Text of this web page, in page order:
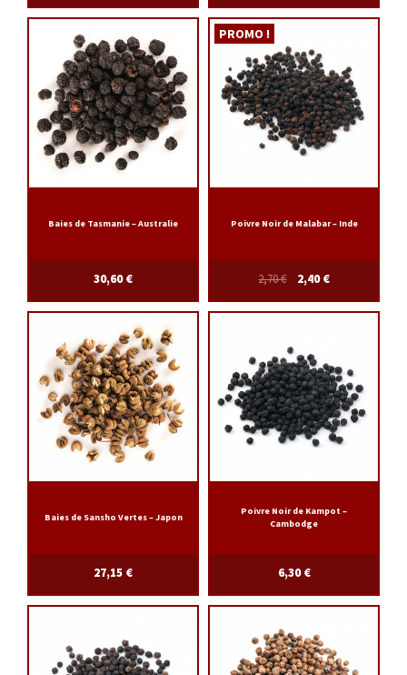
Baies de Tasmanie – Australie
30,60€
Poivre Noir de Malabar – Inde
PROMO !
2,70€ 2,40€
Baies de Sansho Vertes – Japon
27,15 €
Poivre Noir de Kampot –
Cambodge
6,30€